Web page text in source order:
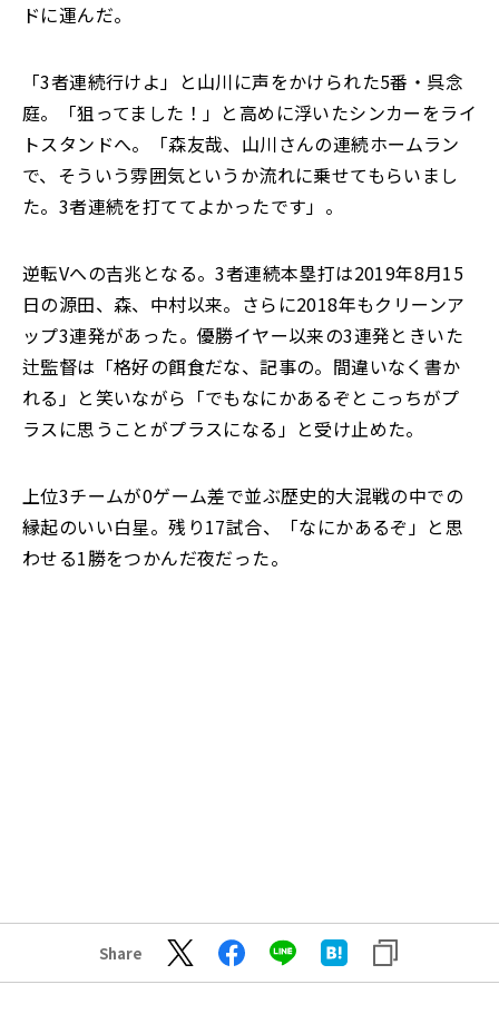
ドに運んだ。
「3者連続行けよ」と山川に声をかけられた5番・呉念
庭。「狙ってました！」と高めに浮いたシンカーをライ
トスタンドへ。「森友哉、山川さんの連続ホームラン
で、そういう雰囲気というか流れに乗せてもらいまし
た。3者連続を打ててよかったです」。
逆転Vへの吉兆となる。3者連続本塁打は2019年8月15
日の源田、森、中村以来。さらに2018年もクリーンア
ップ3連発があった。優勝イヤー以来の3連発ときいた
辻監督は「格好の餌食だな、記事の。間違いなく書か
れる」と笑いながら「でもなにかあるぞとこっちがプ
ラスに思うことがプラスになる」と受け止めた。
上位3チームが0ゲーム差で並ぶ歴史的大混戦の中での
縁起のいい白星。残り17試合、「なにかあるぞ」と思
わせる1勝をつかんだ夜だった。
Share